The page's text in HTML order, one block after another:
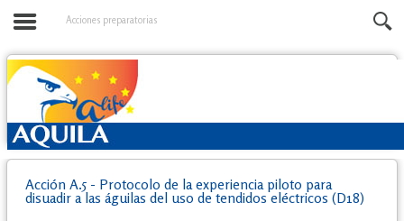
Acciones preparatorias
Acción A.5 - Protocolo de la experiencia piloto para
disuadir a las águilas del uso de tendidos eléctricos (D18)